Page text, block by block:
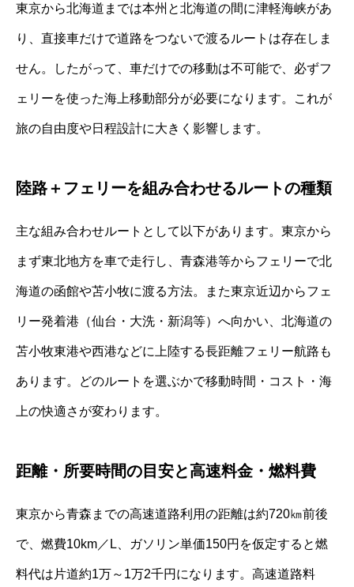
東京から北海道までは本州と北海道の間に津軽海峡があ
り、直接車だけで道路をつないで渡るルートは存在しま
せん。したがって、車だけでの移動は不可能で、必ずフ
ェリーを使った海上移動部分が必要になります。これが
旅の自由度や日程設計に大きく影響します。
陸路＋フェリーを組み合わせるルートの種類
主な組み合わせルートとして以下があります。東京から
まず東北地方を車で走行し、青森港等からフェリーで北
海道の函館や苫小牧に渡る方法。また東京近辺からフェ
リー発着港（仙台・大洗・新潟等）へ向かい、北海道の
苫小牧東港や西港などに上陸する長距離フェリー航路も
あります。どのルートを選ぶかで移動時間・コスト・海
上の快適さが変わります。
距離・所要時間の目安と高速料金・燃料費
東京から青森までの高速道路利用の距離は約720㎞前後
で、燃費10km／L、ガソリン単価150円を仮定すると燃
料代は片道約1万～1万2千円になります。高速道路料